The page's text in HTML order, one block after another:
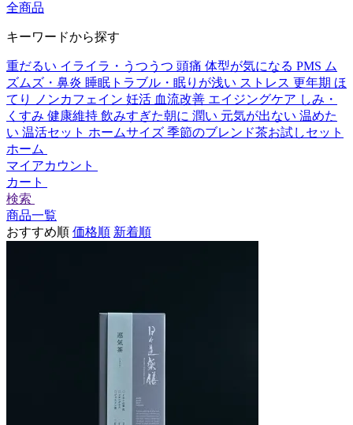
全商品
キーワードから探す
重だるい イライラ・うつうつ 頭痛 体型が気になる PMS ム
ズムズ・鼻炎 睡眠トラブル・眠りが浅い ストレス 更年期 ほ
てり
ノンカフェイン 妊活 血流改善 エイジングケア しみ・
くすみ 健康維持 飲みすぎた朝に 潤い 元気が出ない 温めた
い 温活セット ホームサイズ 季節のブレンド茶お試しセット
ホーム
マイアカウント
カート
検索
商品一覧
おすすめ順 価格順 新着順